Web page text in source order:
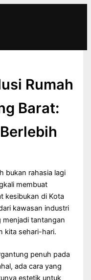
Rumah
Barat:
bukan rahasia lagi
membuat
kesibukan di Kota
kawasan industri
menjadi tantangan
kita sehari-hari.
penuh pada
ada cara yang
estetik untuk